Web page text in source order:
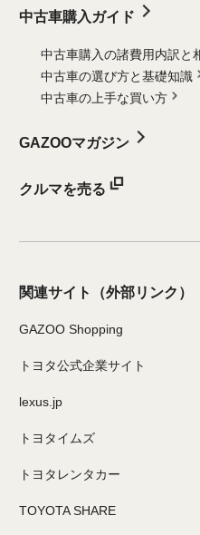
中古車購入ガイド
中古車購入の諸費用内訳と
中古車の選び方と基礎知識
中古車の上手な買い方
GAZOOマガジン
クルマを売る
関連サイト （外部リンク）
GAZOO Shopping
トヨタ公式企業サイト
lexus.jp
トヨタイムズ
トヨタレンタカー
TOYOTA SHARE